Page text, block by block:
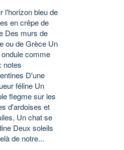
l'horizon bleu de
en crêpe de
Des murs de
ou de Grèce Un
comme
notes
D'une
féline Un
flegme sur les
d'ardoises et
Un chat se
Deux soleils
de notre...